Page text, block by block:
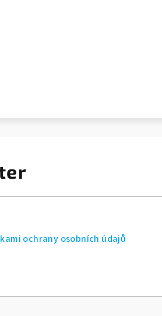
ochrany osobních údajů